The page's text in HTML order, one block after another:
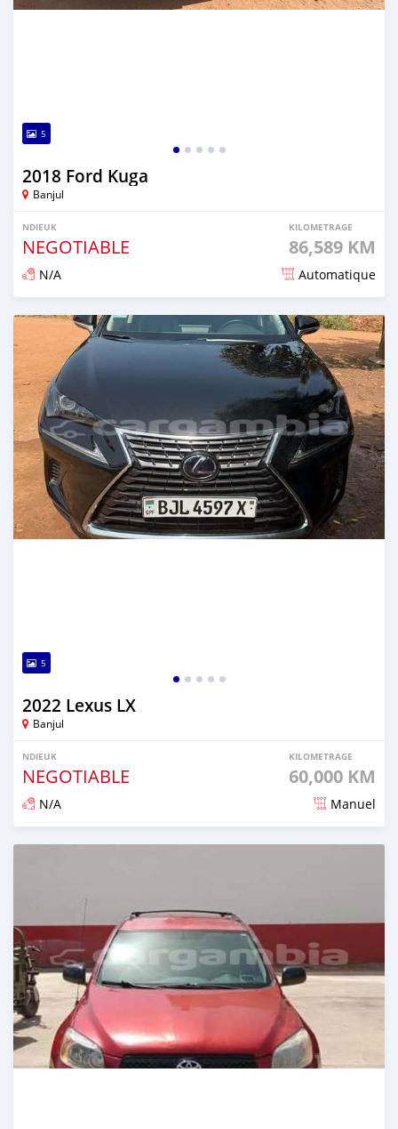
5
2018 Ford Kuga
Banjul
NDIEUK
NEGOTIABLE
KILOMETRAGE
86,589 KM
N/A Automatique
Dougal na niou ko depuis over 1 years
5
2022 Lexus LX
Banjul
NDIEUK
NEGOTIABLE
KILOMETRAGE
60,000 KM
N/A Manuel
Dougal na niou ko depuis over 1 years